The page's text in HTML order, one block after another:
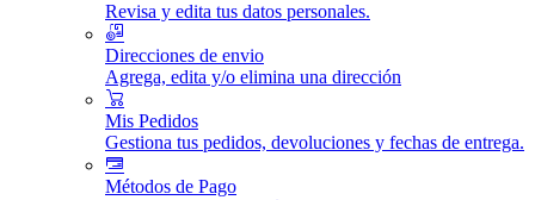
Revisa y edita tus datos personales.
Direcciones de envio
Agrega, edita y/o elimina una dirección
Mis Pedidos
Gestiona tus pedidos, devoluciones y fechas de entrega.
Métodos de Pago